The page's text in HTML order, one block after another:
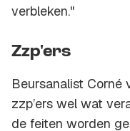
verbleken."
Zzp'ers
Beursanalist Corné
zzp’ers wel wat
de feiten worden